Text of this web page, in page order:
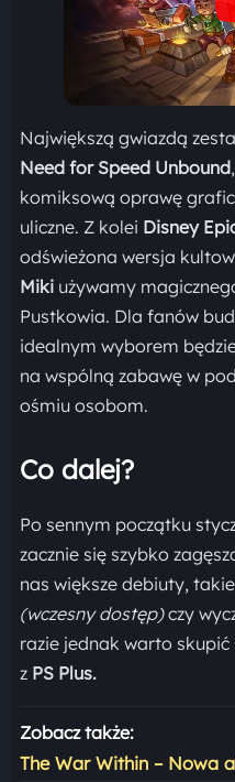
Największą gwiazdą
Need for Speed Unbound
komiksową oprawę
uliczne. Z kolei Disney
odświeżona wersja
Miki używamy
Pustkowia. Dla fanów
idealnym wyborem
na wspólną zabawę w
ośmiu osobom.
Co dalej?
Po sennym początku
zacznie się szybko
nas większe debiuty,
(wczesny dostęp)czy
razie jednak warto skupić
z PS Plus.
Zobacz także:
The War Within – Nowa